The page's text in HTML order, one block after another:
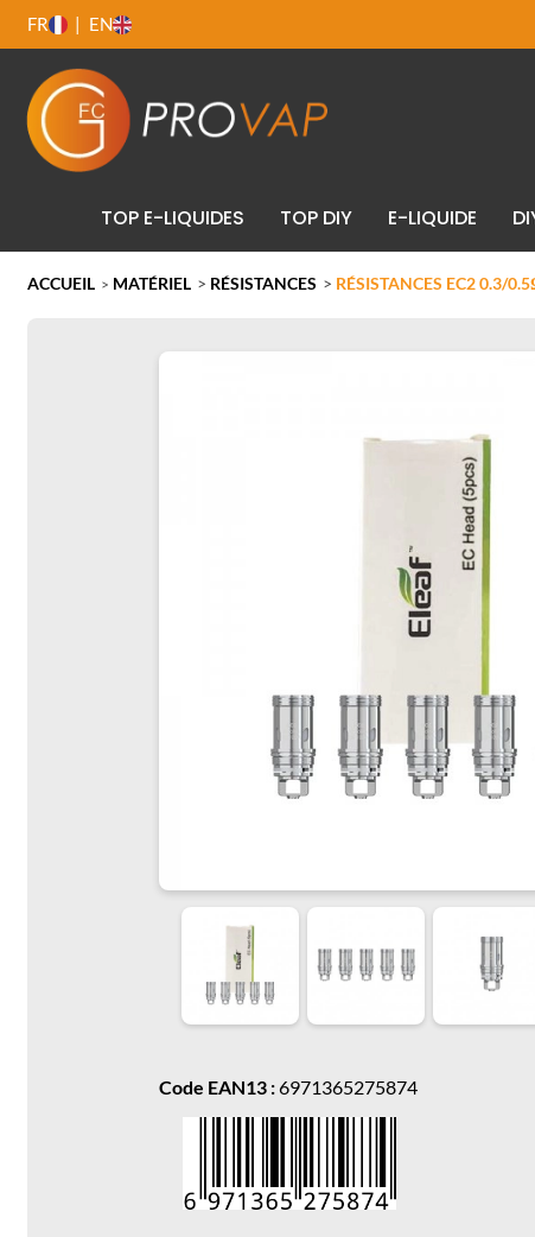
FR EN
TOP E-LIQUIDES TOP DIY E-LIQUIDE
ACCUEIL > MATÉRIEL > RÉSISTANCES > RÉSISTANCES EC2 0.3/
Code EAN13 :6971365275874